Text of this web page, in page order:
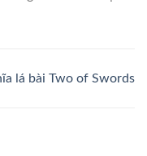
lá bài Two of Swords